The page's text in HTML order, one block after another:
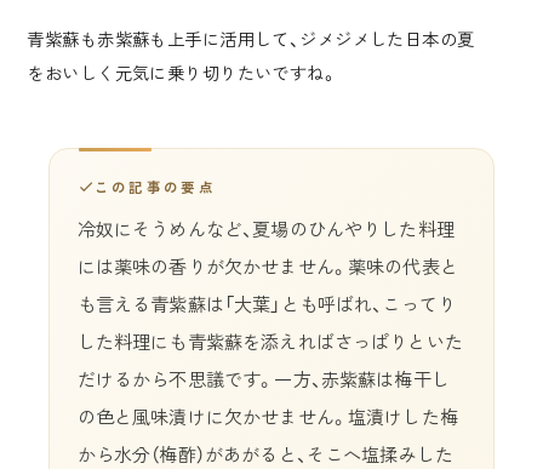
青紫蘇も赤紫蘇も上手に活用して、ジメジメした日本の夏
をおいしく元気に乗り切りたいですね。
この記事の要点
冷奴にそうめんなど、夏場のひんやりした料理
には薬味の香りが欠かせません。薬味の代表と
も言える青紫蘇は「大葉」とも呼ばれ、こってり
した料理にも青紫蘇を添えればさっぱりといた
だけるから不思議です。一方、赤紫蘇は梅干し
の色と風味漬けに欠かせません。塩漬けした梅
から水分（梅酢）があがると、そこへ塩揉みした